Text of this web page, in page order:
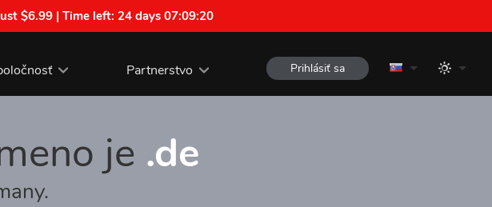
$6.99 | Time left: 24 days 07:09:19
Partnerstvo Prihlásiť sa
je .de